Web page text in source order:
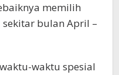
memilih
bulan April –
waktu spesial